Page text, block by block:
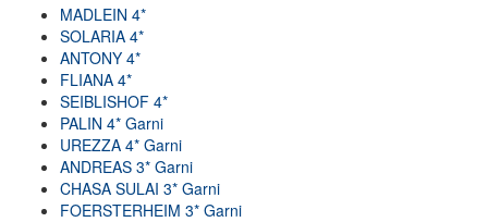
MADLEIN 4*
SOLARIA 4*
ANTONY 4*
FLIANA 4*
SEIBLISHOF 4*
PALIN 4* Garni
UREZZA 4* Garni
ANDREAS 3* Garni
CHASA SULAI 3* Garni
FOERSTERHEIM 3* Garni